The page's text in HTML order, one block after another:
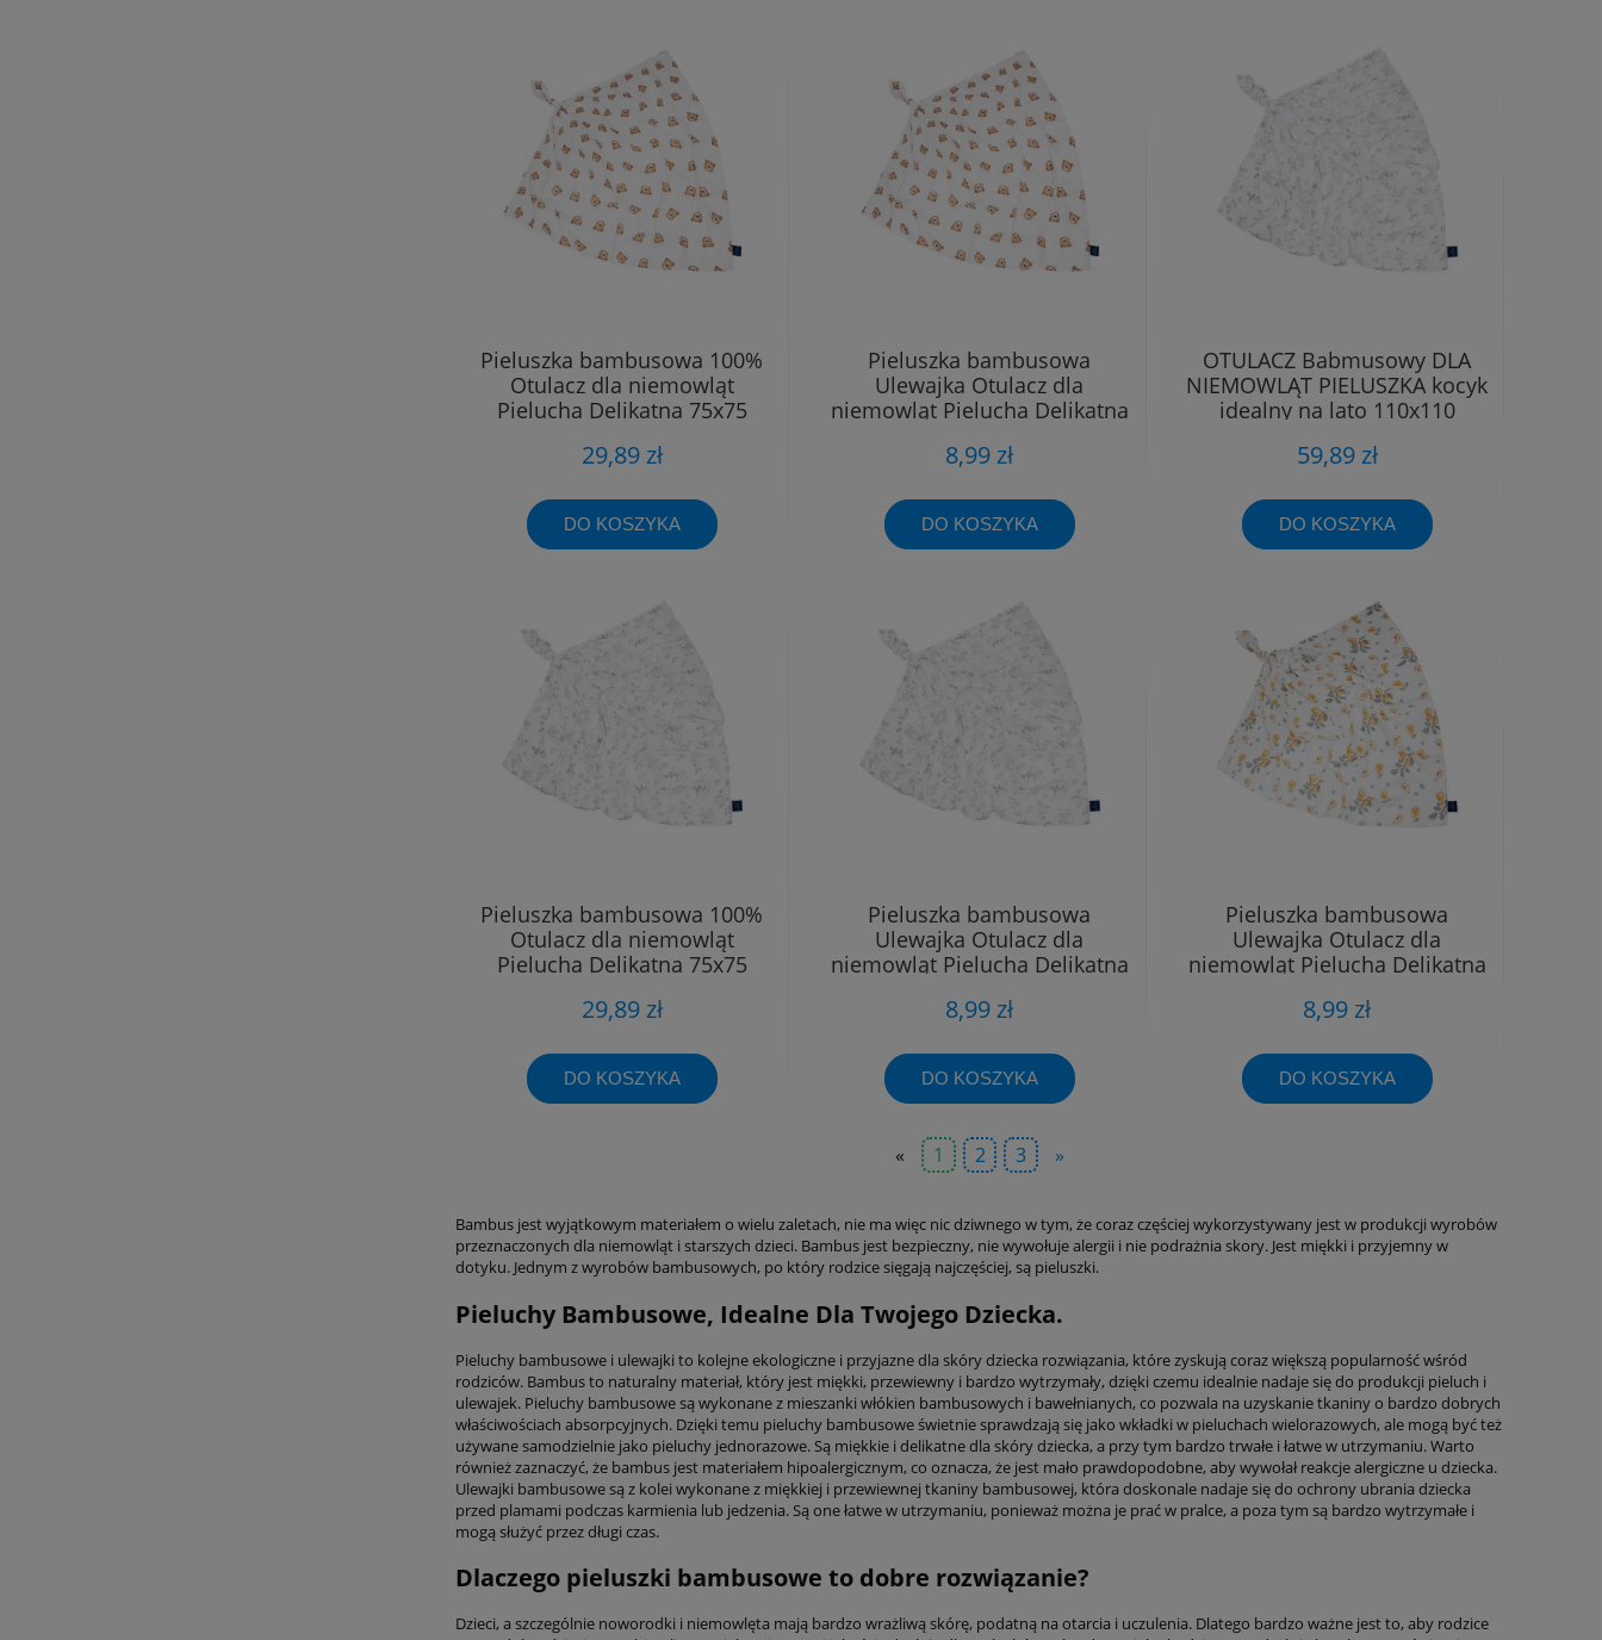
Pieluszka bambusowa 100%
Otulacz dla niemowląt
Pielucha Delikatna 75x75
29,89 zł
DO KOSZYKA
Pieluszka bambusowa
Ulewajka Otulacz dla
niemowląt Pielucha Delikatna
8,99 zł
DO KOSZYKA
OTULACZ Babmusowy DLA
NIEMOWLĄT PIELUSZKA kocyk
idealny na lato 110x110
59,89 zł
DO KOSZYKA
Pieluszka bambusowa 100%
Otulacz dla niemowląt
Pielucha Delikatna 75x75
29,89 zł
DO KOSZYKA
Pieluszka bambusowa
Ulewajka Otulacz dla
niemowląt Pielucha Delikatna
8,99 zł
DO KOSZYKA
Pieluszka bambusowa
Ulewajka Otulacz dla
niemowląt Pielucha Delikatna
8,99 zł
DO KOSZYKA
« 1 2 3 »
Bambus jest wyjątkowym materiałem o wielu zaletach, nie ma więc nic dziwnego w tym, że coraz częściej wykorzystywany jest w produkcji wyrobów
przeznaczonych dla niemowląt i starszych dzieci. Bambus jest bezpieczny, nie wywołuje alergii i nie podrażnia skory. Jest miękki i przyjemny w
dotyku. Jednym z wyrobów bambusowych, po który rodzice sięgają najczęściej, są pieluszki.
Pieluchy Bambusowe, Idealne Dla Twojego Dziecka.
Pieluchy bambusowe i ulewajki to kolejne ekologiczne i przyjazne dla skóry dziecka rozwiązania, które zyskują coraz większą popularność wśród
rodziców. Bambus to naturalny materiał, który jest miękki, przewiewny i bardzo wytrzymały, dzięki czemu idealnie nadaje się do produkcji pieluch i
ulewajek. Pieluchy bambusowe są wykonane z mieszanki włókien bambusowych i bawełnianych, co pozwala na uzyskanie tkaniny o bardzo dobrych
właściwościach absorpcyjnych. Dzięki temu pieluchy bambusowe świetnie sprawdzają się jako wkładki w pieluchach wielorazowych, ale mogą być też
używane samodzielnie jako pieluchy jednorazowe. Są miękkie i delikatne dla skóry dziecka, a przy tym bardzo trwałe i łatwe w utrzymaniu. Warto
również zaznaczyć, że bambus jest materiałem hipoalergicznym, co oznacza, że jest mało prawdopodobne, aby wywołał reakcje alergiczne u dziecka.
Ulewajki bambusowe są z kolei wykonane z miękkiej i przewiewnej tkaniny bambusowej, która doskonale nadaje się do ochrony ubrania dziecka
przed plamami podczas karmienia lub jedzenia. Są one łatwe w utrzymaniu, ponieważ można je prać w pralce, a poza tym są bardzo wytrzymałe i
mogą służyć przez długi czas.
Dlaczego pieluszki bambusowe to dobre rozwiązanie?
Dzieci, a szczególnie noworodki i niemowlęta mają bardzo wrażliwą skórę, podatną na otarcia i uczulenia. Dlatego bardzo ważne jest to, aby rodzice